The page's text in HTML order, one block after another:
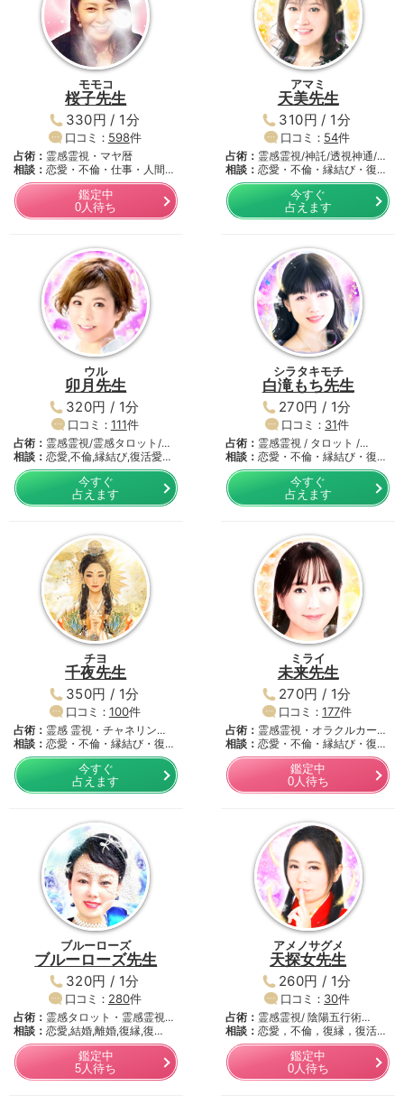
モモコ
桜子先生
330円 / 1分
口コミ： 598件
占術： 霊感霊視・マヤ暦
相談： 恋愛・不倫・仕事・人間関
係…
鑑定中
0人待ち
アマミ
天美先生
310円 / 1分
口コミ： 54件
占術： 霊感霊視/神託/透視神通/…
相談：恋愛・不倫・縁結び・復活
愛…
今すぐ
占えます
ウル
卯月先生
320円 / 1分
口コミ： 111件
占術： 霊感霊視/霊感タロット/
タ…
相談： 恋愛,不倫,縁結び,復活愛…
今すぐ
占えます
シラタキモチ
白滝もち先生
270円 / 1分
口コミ： 31件
占術： 霊感霊視 / タロット /…
相談：恋愛・不倫・縁結び・復活
愛…
今すぐ
占えます
チヨ
千夜先生
350円 / 1分
口コミ： 100件
占術： 霊感 霊視・チャネリン
グ・…
相談： 恋愛・不倫・縁結び・復活
愛…
今すぐ
占えます
ミライ
未来先生
270円 / 1分
口コミ：177件
占術： 霊感霊視・オラクルカー
ド・…
相談：恋愛・不倫・縁結び・復活
愛…
鑑定中
0人待ち
ブルーローズ
ブルーローズ先生
320円 / 1分
口コミ： 280件
占術： 霊感タロット・霊感霊視・
数…
相談： 恋愛,結婚,離婚,復縁,復…
鑑定中
5人待ち
アメノサグメ
天探女先生
260円 / 1分
口コミ： 30件
占術： 霊感霊視/ 陰陽五行術
（巫…
相談：恋愛，不倫，復縁，復活
愛，…
鑑定中
0人待ち